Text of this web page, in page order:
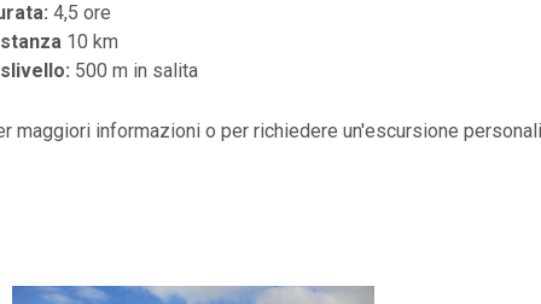
4,5 ore
10 km
500 m in salita
maggiori informazioni o per richiedere un'escursione